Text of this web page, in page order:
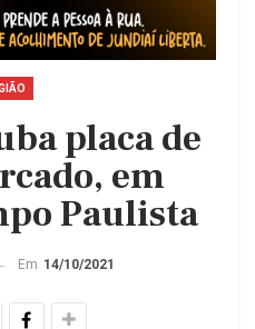
placa de
em
Paulista
Em 14/10/2021